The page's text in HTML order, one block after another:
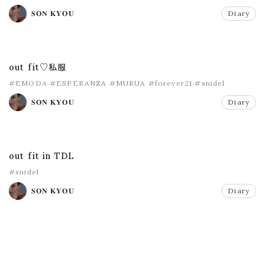
#snidel
𝐒𝐎𝐍 𝐊𝐘𝐎𝐔
Diary
out fit♡私服
#EMODA #ESPERANZA #MURUA #forever21 #snidel
𝐒𝐎𝐍 𝐊𝐘𝐎𝐔 Diary
out fit in TDL
#snidel
𝐒𝐎𝐍 𝐊𝐘𝐎𝐔 Diary